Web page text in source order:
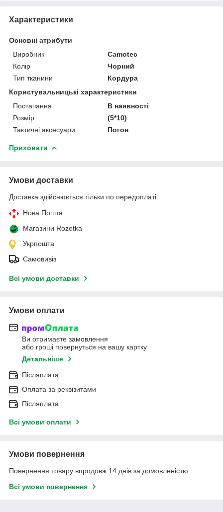
Характеристики
Основні атрибути
Виробник
Camotec
Колір
Чорний
Тип тканини
Кордура
Користувальницькі характеристики
Постачання
В наявності
Розмір
(5*10)
Тактичні аксесуари
Погон
Приховати
Умови доставки
Доставка здійснюється тільки по передоплаті.
Нова Пошта
Магазини Rozetka
Укрпошта
Самовивіз
Всі умови доставки
Умови оплати
Ви отримаєте замовлення
або гроші повернуться на вашу картку
Детальніше
Післяплата
Оплата за реквізитами
Післяплата
Всі умови оплати
Умови повернення
Повернення товару впродовж 14 днів за домовленістю
Всі умови повернення